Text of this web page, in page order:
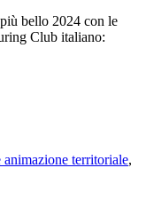
bello 2024 con le
Club italiano:
territoriale,